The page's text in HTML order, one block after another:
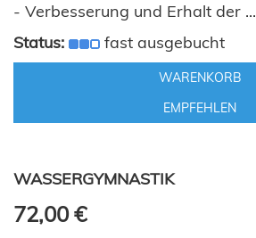
- Verbesserung und Erhalt der ...
Status:
fast ausgebucht
WARENKORB
EMPFEHLEN
WASSERGYMNASTIK
72,00 €